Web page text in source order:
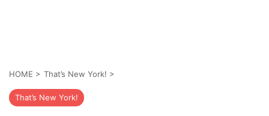
HOME > That’s New York! >
That’s New York!